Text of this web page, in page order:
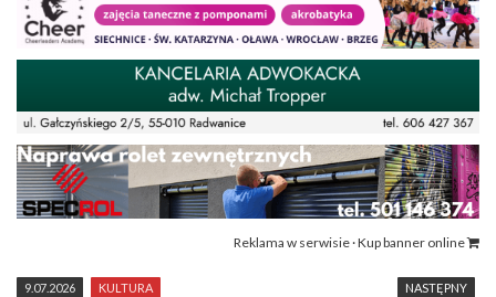
Reklama w serwisie · Kup banner online
NASTĘPNY
9.07.2026 KULTURA